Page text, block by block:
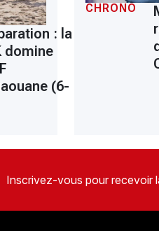
: la
domine
(6-
CHRONO
Inscrivez-vous pour recevoir